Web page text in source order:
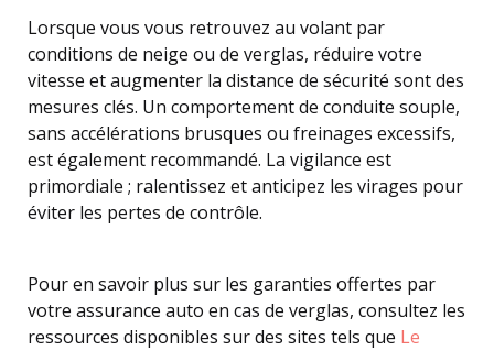
Lorsque vous vous retrouvez au volant par
conditions de neige ou de verglas, réduire votre
vitesse et augmenter la distance de sécurité sont des
mesures clés. Un comportement de conduite souple,
sans accélérations brusques ou freinages excessifs,
est également recommandé. La vigilance est
primordiale ; ralentissez et anticipez les virages pour
éviter les pertes de contrôle.
Pour en savoir plus sur les garanties offertes par
votre assurance auto en cas de verglas, consultez les
ressources disponibles sur des sites tels que Le